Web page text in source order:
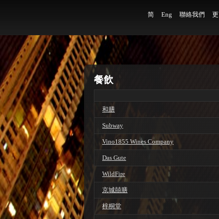
简 Eng 聯絡我們
餐飲
和膳
Subway
Vino1855 Wines Company
Das Gute
WildFire
京城囍膳
梓桐堂